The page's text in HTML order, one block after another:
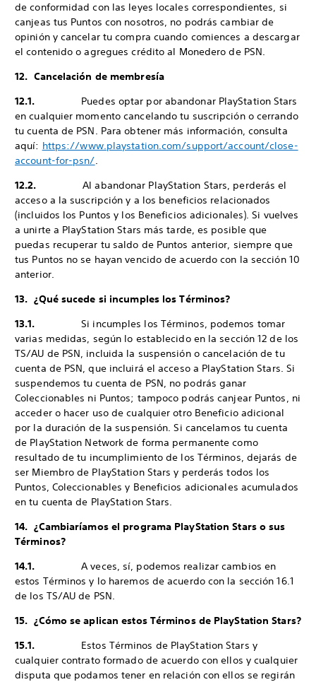
de conformidad con las leyes locales correspondientes, si
canjeas tus Puntos con nosotros, no podrás cambiar de
opinión y cancelar tu compra cuando comiences a descargar
el contenido o agregues crédito al Monedero de PSN.
12. Cancelación de membresía
12.1. Puedes optar por abandonar PlayStation Stars
en cualquier momento cancelando tu suscripción o cerrando
tu cuenta de PSN. Para obtener más información, consulta
aquí: https://www.playstation.com/support/account/close-
account-for-psn/.
12.2.Al abandonar PlayStation Stars, perderás el
acceso a la suscripción y a los beneficios relacionados
(incluidos los Puntos y los Beneficios adicionales). Si vuelves
a unirte a PlayStation Stars más tarde, es posible que
puedas recuperar tu saldo de Puntos anterior, siempre que
tus Puntos no se hayan vencido de acuerdo con la sección 10
anterior.
13. ¿Qué sucede si incumples los Términos?
13.1.Si incumples los Términos, podemos tomar
varias medidas, según lo establecido en la sección 12 de los
TS/AU de PSN, incluida la suspensión o cancelación de tu
cuenta de PSN, que incluirá el acceso a PlayStation Stars. Si
suspendemos tu cuenta de PSN, no podrás ganar
Coleccionables ni Puntos; tampoco podrás canjear Puntos, ni
acceder o hacer uso de cualquier otro Beneficio adicional
por la duración de la suspensión. Si cancelamos tu cuenta
de PlayStation Network de forma permanente como
resultado de tu incumplimiento de los Términos, dejarás de
ser Miembro de PlayStation Stars y perderás todos los
Puntos, Coleccionables y Beneficios adicionales acumulados
en tu cuenta de PlayStation Stars.
14. ¿Cambiaríamos el programa PlayStation Stars o sus
Términos?
14.1.A veces, sí, podemos realizar cambios en
estos Términos y lo haremos de acuerdo con la sección 16.1
de los TS/AU de PSN.
15. ¿Cómo se aplican estos Términos de PlayStation Stars?
15.1. Estos Términos de PlayStation Stars y
cualquier contrato formado de acuerdo con ellos y cualquier
disputa que podamos tener en relación con ellos se regirán